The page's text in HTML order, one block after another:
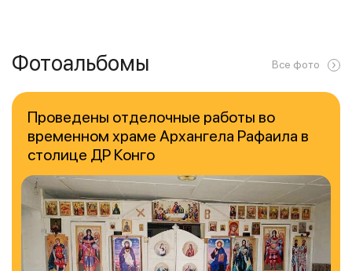
Фотоальбомы Все фото
Проведены отделочные работы во
временном храме Архангела Рафаила в
столице ДР Конго